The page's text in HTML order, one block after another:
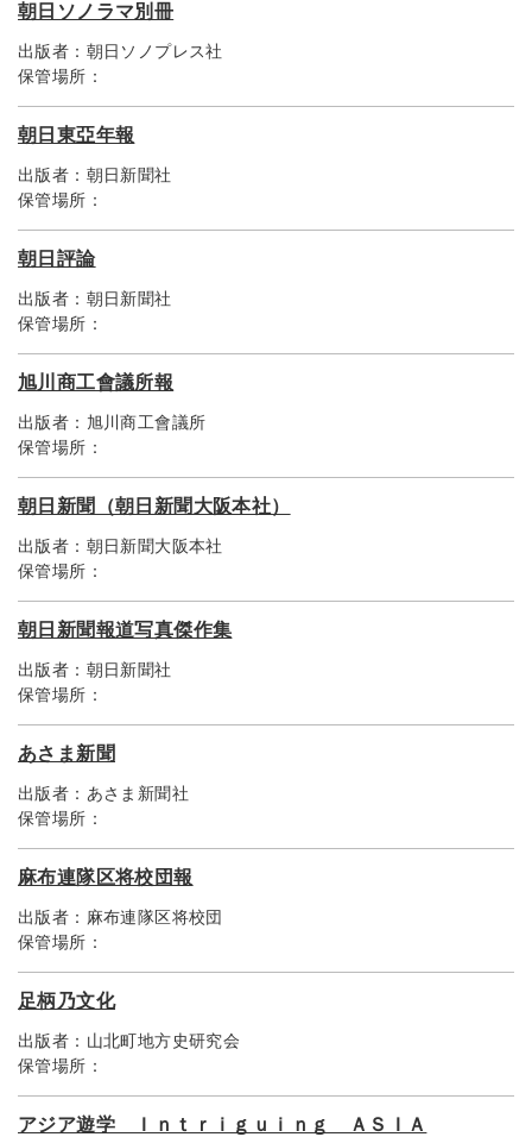
朝日ソノラマ別冊
出版者： 朝日ソノプレス社
保管場所：
朝日東亞年報
出版者： 朝日新聞社
保管場所：
朝日評論
出版者： 朝日新聞社
保管場所：
旭川商工會議所報
出版者： 旭川商工會議所
保管場所：
朝日新聞（朝日新聞大阪本社）
出版者： 朝日新聞大阪本社
保管場所：
朝日新聞報道写真傑作集
出版者： 朝日新聞社
保管場所：
あさま新聞
出版者： あさま新聞社
保管場所：
麻布連隊区将校団報
出版者： 麻布連隊区将校団
保管場所：
足柄乃文化
出版者： 山北町地方史研究会
保管場所：
アジア遊学 Ｉｎｔｒｉｇｕｉｎｇ ＡＳＩＡ